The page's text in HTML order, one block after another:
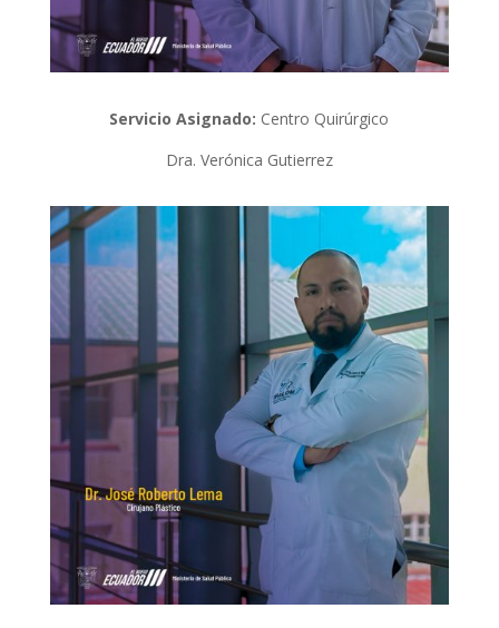
Servicio Asignado: Centro Quirúrgico
Dra. Verónica Gutierrez